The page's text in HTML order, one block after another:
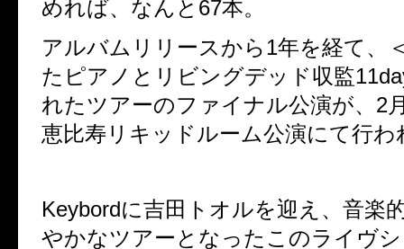
めれば、なんと 67本。
アルバムリリースから1年を経て、
たピアノとリビングデッド収監
れたツアーのファイナル公演が、 2
恵比寿リキッドルーム公演にて行わ
Keybordに吉田トオルを迎え、音楽
やかなツアーとなったこのライヴ